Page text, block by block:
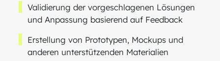
Validierung der vorgeschlagenen Lösungen
und Anpassung basierend auf Feedback
Erstellung von Prototypen, Mockups und
anderen unterstützenden Materialien